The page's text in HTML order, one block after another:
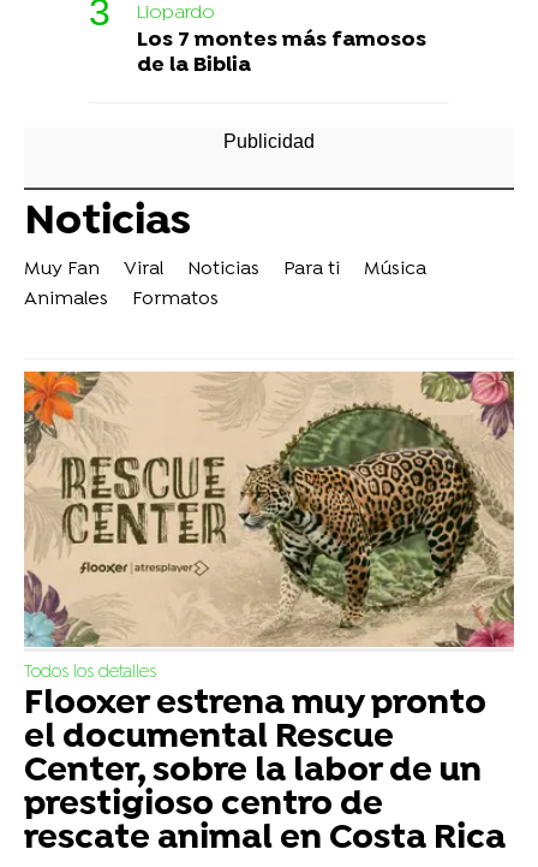
Liopardo
Los 7 montes más famosos
de la Biblia
Noticias
Muy Fan Viral Noticias Para ti
Música
Animales
Formatos
Todos los detalles
Flooxer estrena muy pronto
el documental Rescue
Center, sobre la labor de un
prestigioso centro de
rescate animal en Costa Rica